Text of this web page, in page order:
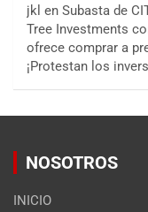
jkl en Subasta de
Tree Investments
ofrece comprar a
¡Protestan los
NOSOTROS
INICIO